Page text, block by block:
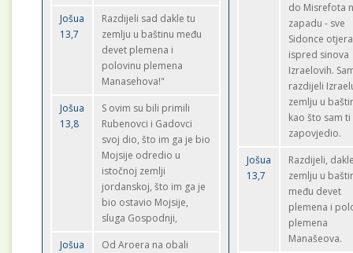
Jošua
13,7
Razdijeli sad dakle tu
zemlju u baštinu među
devet plemena i
polovinu plemena
Manasehova!"
Jošua
13,8
S ovim su bili primili
Rubenovci i Gadovci
svoj dio, što im ga je bio
Mojsije odredio u
istočnoj zemlji
jordanskoj, što im ga je
bio ostavio Mojsije,
sluga Gospodnji,
Jošua
Od Aroera na obali
do Misrefota
zapadu - sve
Sidonce
ispred sinova
Izraelovih.
razdijeli
zemlju u
kao što sam ti
zapovjedio.
Jošua
13,7
Razdijeli,
zemlju u
među devet
plemena i
plemena
Manašeova.